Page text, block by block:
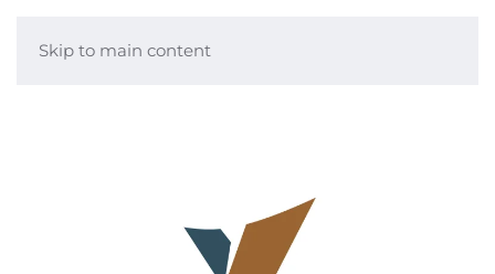
Skip to main content